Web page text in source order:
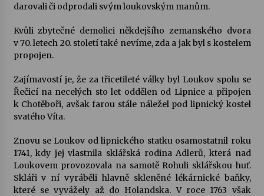
darovali či odprodali svým loukovským manům.
Kvůli zbytečné demolici někdejšího zemanského dvora
v 70. letech 20. století také nevíme, zda a jak byl s kostelem
propojen.
Zajímavostí je, že za třicetileté války byl Loukov spolu se
Řečicí na necelých sto let oddělen od Lipnice a připojen
k Chotěboři, avšak farou stále náležel pod lipnický kostel
svatého Víta.
Znovu se Loukov od lipnického statku osamostatnil roku
1741, kdy jej vlastnila sklářská rodina Adlerů, která nad
Loukovem provozovala na samotě Rohuli sklářskou huť.
Skláři v ní vyráběli hlavně skleněné lékárnické baňky,
které se vyvážely až do Holandska. V roce 1763 však